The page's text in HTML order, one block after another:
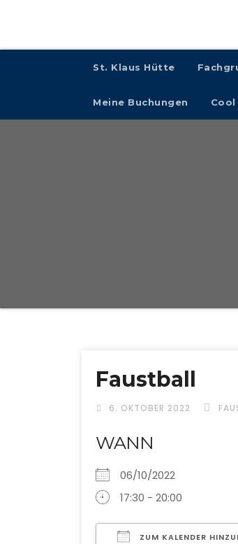
St. Klaus Hütte
Meine Buchungen
Faustball
6. OKTOBER 2022
WANN
06/10/2022
17:30 - 20:00
ZUM KALENDER